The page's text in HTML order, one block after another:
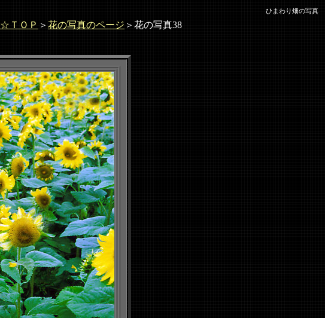
ひまわり畑の写真
ＴＯＰ ＞ 花の写真のページ ＞花の写真38